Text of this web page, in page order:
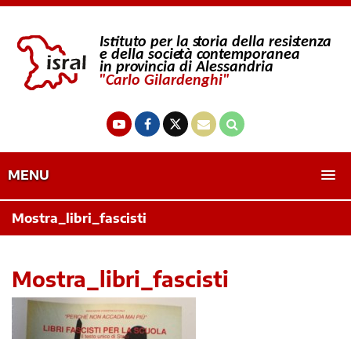
MENU
Mostra_libri_fascisti
Mostra_libri_fascisti